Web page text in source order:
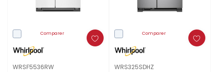
Comparer
WRSF5536RW
Comparer
WRS325SDHZ